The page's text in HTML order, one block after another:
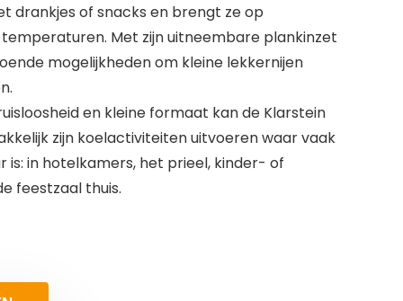
drankjes of snacks en brengt ze op
Met zijn uitneembare plankinzet
mogelijkheden om kleine lekkernijen
en kleine formaat kan de Klarstein
zijn koelactiviteiten uitvoeren waar vaak
is: in hotelkamers, het prieel, kinder- of
feestzaal thuis.